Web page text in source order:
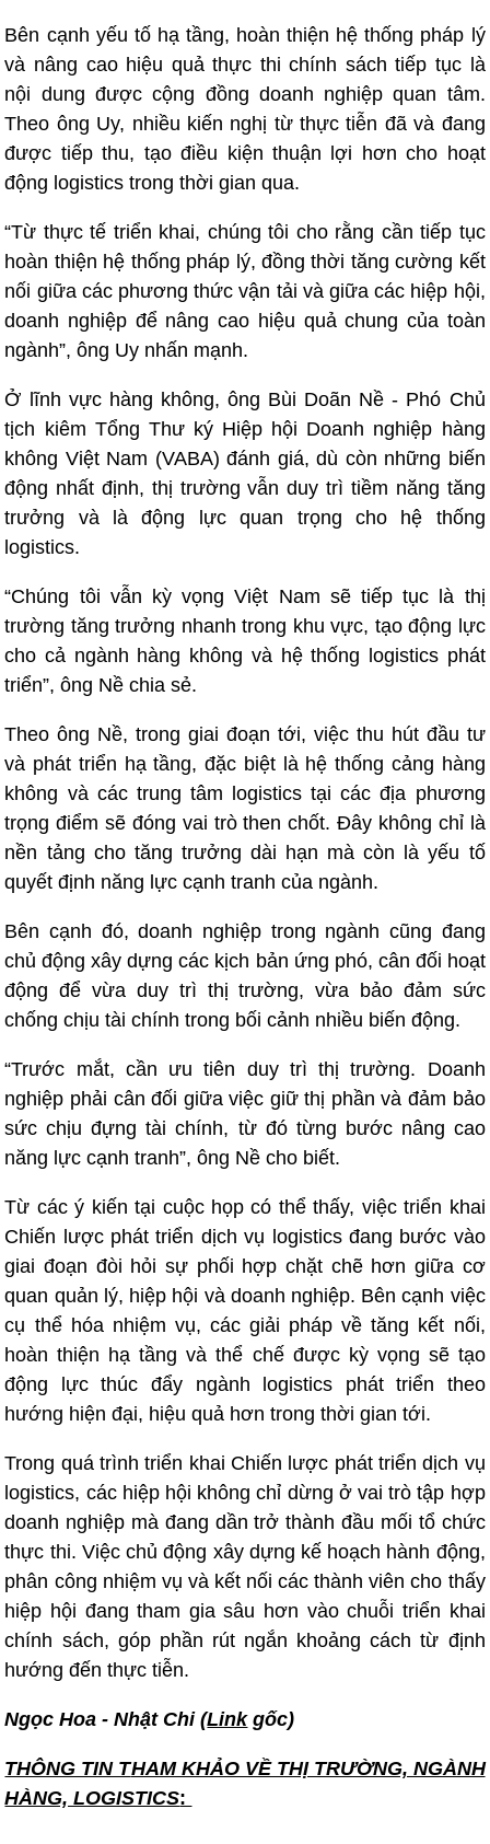
Bên cạnh yếu tố hạ tầng, hoàn thiện hệ thống pháp lý
và nâng cao hiệu quả thực thi chính sách tiếp tục là
nội dung được cộng đồng doanh nghiệp quan tâm.
Theo ông Uy, nhiều kiến nghị từ thực tiễn đã và đang
được tiếp thu, tạo điều kiện thuận lợi hơn cho hoạt
động logistics trong thời gian qua.
“Từ thực tế triển khai, chúng tôi cho rằng cần tiếp tục
hoàn thiện hệ thống pháp lý, đồng thời tăng cường kết
nối giữa các phương thức vận tải và giữa các hiệp hội,
doanh nghiệp để nâng cao hiệu quả chung của toàn
ngành”, ông Uy nhấn mạnh.
Ở lĩnh vực hàng không, ông Bùi Doãn Nề - Phó Chủ
tịch kiêm Tổng Thư ký Hiệp hội Doanh nghiệp hàng
không Việt Nam (VABA) đánh giá, dù còn những biến
động nhất định, thị trường vẫn duy trì tiềm năng tăng
trưởng và là động lực quan trọng cho hệ thống
logistics.
“Chúng tôi vẫn kỳ vọng Việt Nam sẽ tiếp tục là thị
trường tăng trưởng nhanh trong khu vực, tạo động lực
cho cả ngành hàng không và hệ thống logistics phát
triển”, ông Nề chia sẻ.
Theo ông Nề, trong giai đoạn tới, việc thu hút đầu tư
và phát triển hạ tầng, đặc biệt là hệ thống cảng hàng
không và các trung tâm logistics tại các địa phương
trọng điểm sẽ đóng vai trò then chốt. Đây không chỉ là
nền tảng cho tăng trưởng dài hạn mà còn là yếu tố
quyết định năng lực cạnh tranh của ngành.
Bên cạnh đó, doanh nghiệp trong ngành cũng đang
chủ động xây dựng các kịch bản ứng phó, cân đối hoạt
động để vừa duy trì thị trường, vừa bảo đảm sức
chống chịu tài chính trong bối cảnh nhiều biến động.
“Trước mắt, cần ưu tiên duy trì thị trường. Doanh
nghiệp phải cân đối giữa việc giữ thị phần và đảm bảo
sức chịu đựng tài chính, từ đó từng bước nâng cao
năng lực cạnh tranh”, ông Nề cho biết.
Từ các ý kiến tại cuộc họp có thể thấy, việc triển khai
Chiến lược phát triển dịch vụ logistics đang bước vào
giai đoạn đòi hỏi sự phối hợp chặt chẽ hơn giữa cơ
quan quản lý, hiệp hội và doanh nghiệp. Bên cạnh việc
cụ thể hóa nhiệm vụ, các giải pháp về tăng kết nối,
hoàn thiện hạ tầng và thể chế được kỳ vọng sẽ tạo
động lực thúc đẩy ngành logistics phát triển theo
hướng hiện đại, hiệu quả hơn trong thời gian tới.
Trong quá trình triển khai Chiến lược phát triển dịch vụ
logistics, các hiệp hội không chỉ dừng ở vai trò tập hợp
doanh nghiệp mà đang dần trở thành đầu mối tổ chức
thực thi. Việc chủ động xây dựng kế hoạch hành động,
phân công nhiệm vụ và kết nối các thành viên cho thấy
hiệp hội đang tham gia sâu hơn vào chuỗi triển khai
chính sách, góp phần rút ngắn khoảng cách từ định
hướng đến thực tiễn.
Ngọc Hoa - Nhật Chi (Linkgốc)
THÔNG TIN THAM KHẢO VỀ THỊ TRƯỜNG, NGÀNH
HÀNG, LOGISTICS: